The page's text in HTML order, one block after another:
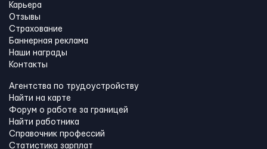
Карьера
Отзывы
Страхование
Баннерная реклама
Наши награды
Контакты
Агентства по трудоустройству
Найти на карте
Форум о работе за границей
Найти работника
Справочник профессий
Статистика зарплат